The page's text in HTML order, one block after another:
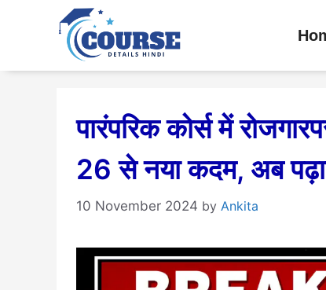
content
पारंपरिक कोर्स में
26 से नया कदम, अब
10 November 2024 by Ankita